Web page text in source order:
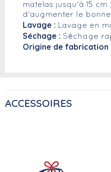
matelas jusqu'à 15
d'augmenter le
Lavage : Lavage en
Séchage : Séchage
Origine de fabrication
ACCESSOIRES